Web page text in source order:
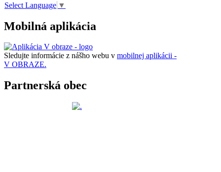
Select Language ▼
Mobilná aplikácia
Sledujte informácie z nášho webu v mobilnej aplikácii -
V OBRAZE.
Partnerská obec